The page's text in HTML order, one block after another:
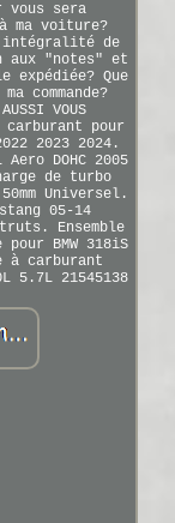
sera
ma voiture?
de
aux "notes" et
expédiée? Que
commande?
VOUS
carburant pour
2023 2024.
DOHC 2005
de turbo
50mm Universel.
05-14
Ensemble
BMW 318iS
à carburant
5.7L 21545138